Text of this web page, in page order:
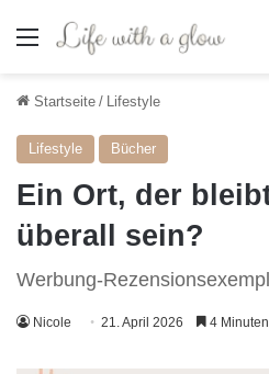
Menü
Startseite / Lifestyle
Lifestyle Bücher
Ein Ort, der
überall sein?
Werbung-
Nicole 21. April 2026 4